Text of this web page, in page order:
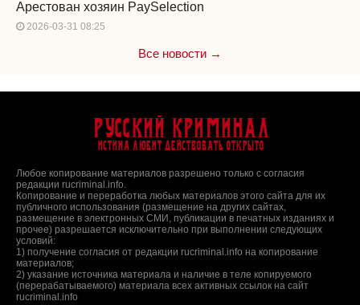
Арестован хозяин PaySelection
2026-03-31 08:25
Все новости →
Русский Криминал
Истина любит действовать открыто
Любое копирование материалов разрешено только с согласия
редакции rucriminal.info.
Копирование и переработка любых материалов этого сайта для их
публичного использования (размещение на других сайтах,
размещение в электронных СМИ, публикации в печатных изданиях и
прочее) разрешается исключительно при выполнении следующих
условий:
1) получение согласия от редакции rucriminal.info на копирование
материалов;
2) указание источника материала и наличие в теле копируемого
(перерабатываемого) материала всех активных ссылок на сайт
rucriminal.info